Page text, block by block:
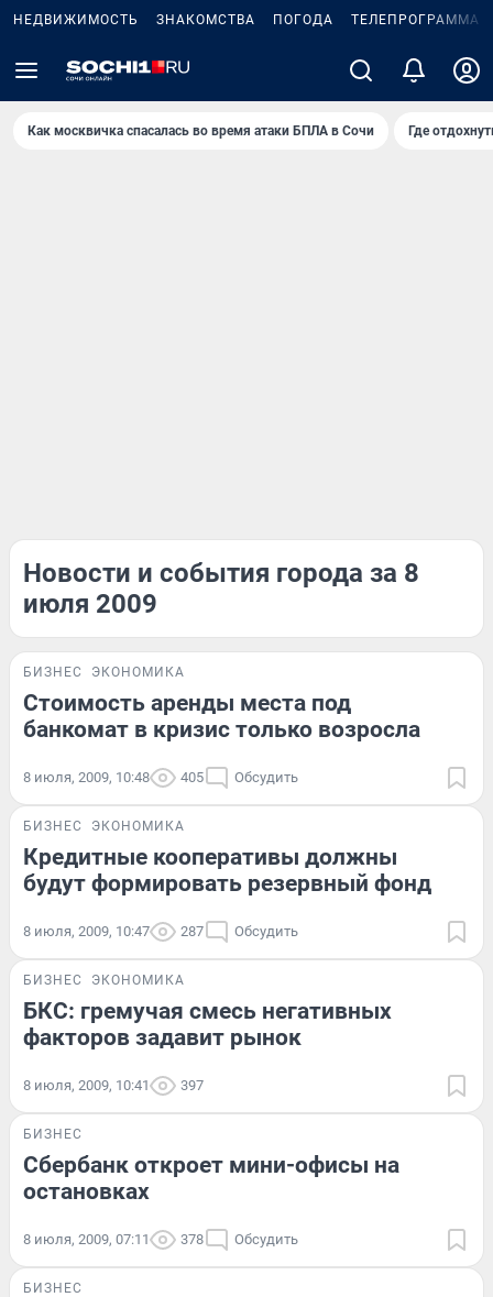
НЕДВИЖИМОСТЬ ЗНАКОМСТВА ПОГОДА ТЕЛЕПРОГРАММА
Как москвичка спасалась во время атаки БПЛА в Сочи Где
Новости и события города за 8
июля 2009
БИЗНЕС ЭКОНОМИКА
Стоимость аренды места под
банкомат в кризис только возросла
8 июля, 2009, 10:48 405 Обсудить
БИЗНЕС ЭКОНОМИКА
Кредитные кооперативы должны
будут формировать резервный фонд
8 июля, 2009, 10:47 287 Обсудить
БИЗНЕС ЭКОНОМИКА
БКС: гремучая смесь негативных
факторов задавит рынок
8 июля, 2009, 10:41 397
БИЗНЕС
Сбербанк откроет мини-офисы на
остановках
8 июля, 2009, 07:11 378 Обсудить
БИЗНЕС